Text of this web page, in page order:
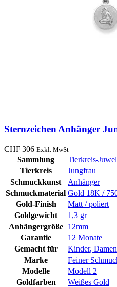
Sternzeichen Anhänger
CHF 306 Exkl. MwSt
Sammlung
Tierkreis-
Tierkreis
Jungfrau
Schmuckkunst
Anhänger
Schmuckmaterial Gold 18K /
Gold-Finish
Matt / poliert
Goldgewicht
1,3 gr
Anhängergröße
12mm
Garantie
12 Monate
Gemacht für
Kinder, Damen
Marke
Feiner
Modelle
Modell 2
Goldfarben
Weißes Gold